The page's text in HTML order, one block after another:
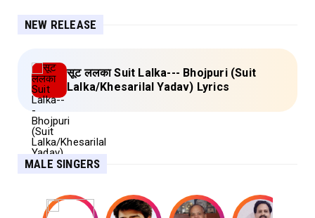
NEW RELEASE
सूट ललका Suit Lalka--- Bhojpuri (Suit
Lalka/Khesarilal Yadav) Lyrics
MALE SINGERS